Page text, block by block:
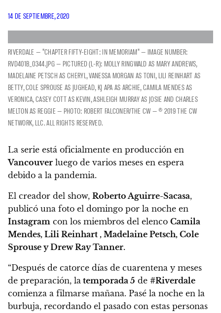
14 DE SEPTIEMBRE, 2020
RIVERDALE — "CHAPTER FIFTY-EIGHT: IN MEMORIAM" — IMAGE NUMBER:
RVD401B_0344.JPG — PICTURED (L-R): MOLLY RINGWALD AS MARY ANDREWS,
MADELAINE PETSCH AS CHERYL, VANESSA MORGAN AS TONI, LILI REINHART AS
BETTY, COLE SPROUSE AS JUGHEAD, KJ APA AS ARCHIE, CAMILA MENDES AS
VERONICA, CASEY COTT AS KEVIN, ASHLEIGH MURRAY AS JOSIE AND CHARLES
MELTON AS REGGIE — PHOTO: ROBERT FALCONER/THE CW — © 2019 THE CW
NETWORK, LLC. ALL RIGHTS RESERVED.
La serie está oficialmente en producción en
Vancouver luego de varios meses en espera
debido a la pandemia.
El creador del show, Roberto Aguirre-Sacasa,
publicó una foto el domingo por la noche en
Instagram con los miembros del elenco Camila
Mendes, Lili Reinhart , Madelaine Petsch, Cole
Sprouse y Drew Ray Tanner.
“Después de catorce días de cuarentena y meses
de preparación, la temporada 5 de #Riverdale
comienza a filmarse mañana. Pasé la noche en la
burbuja, recordando el pasado con estas personas